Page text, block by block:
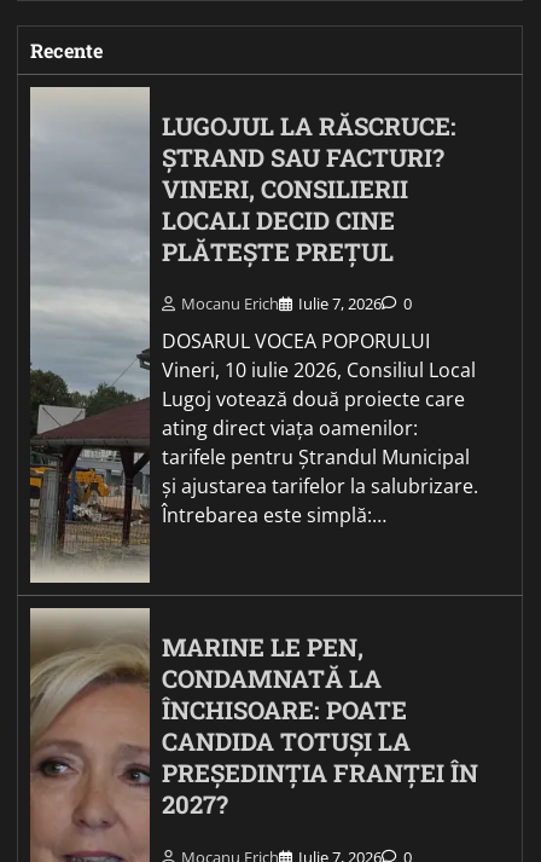
Recente
LUGOJUL LA RĂSCRUCE:
ȘTRAND SAU FACTURI?
VINERI, CONSILIERII
LOCALI DECID CINE
PLĂTEȘTE PREȚUL
Mocanu Erich Iulie 7, 2026 0
DOSARUL VOCEA POPORULUI
Vineri, 10 iulie 2026, Consiliul Local
Lugoj votează două proiecte care
ating direct viața oamenilor:
tarifele pentru Ștrandul Municipal
și ajustarea tarifelor la salubrizare.
Întrebarea este simplă:…
MARINE LE PEN,
CONDAMNATĂ LA
ÎNCHISOARE: POATE
CANDIDA TOTUȘI LA
PREȘEDINȚIA FRANȚEI ÎN
2027?
Mocanu Erich Iulie 7, 2026 0